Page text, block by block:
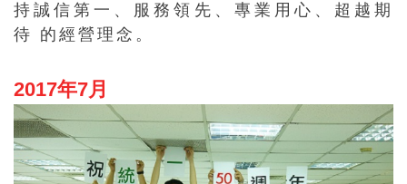
持誠信第一、服務領先、專業用心、超越期
待 的經營理念。
2017年7月